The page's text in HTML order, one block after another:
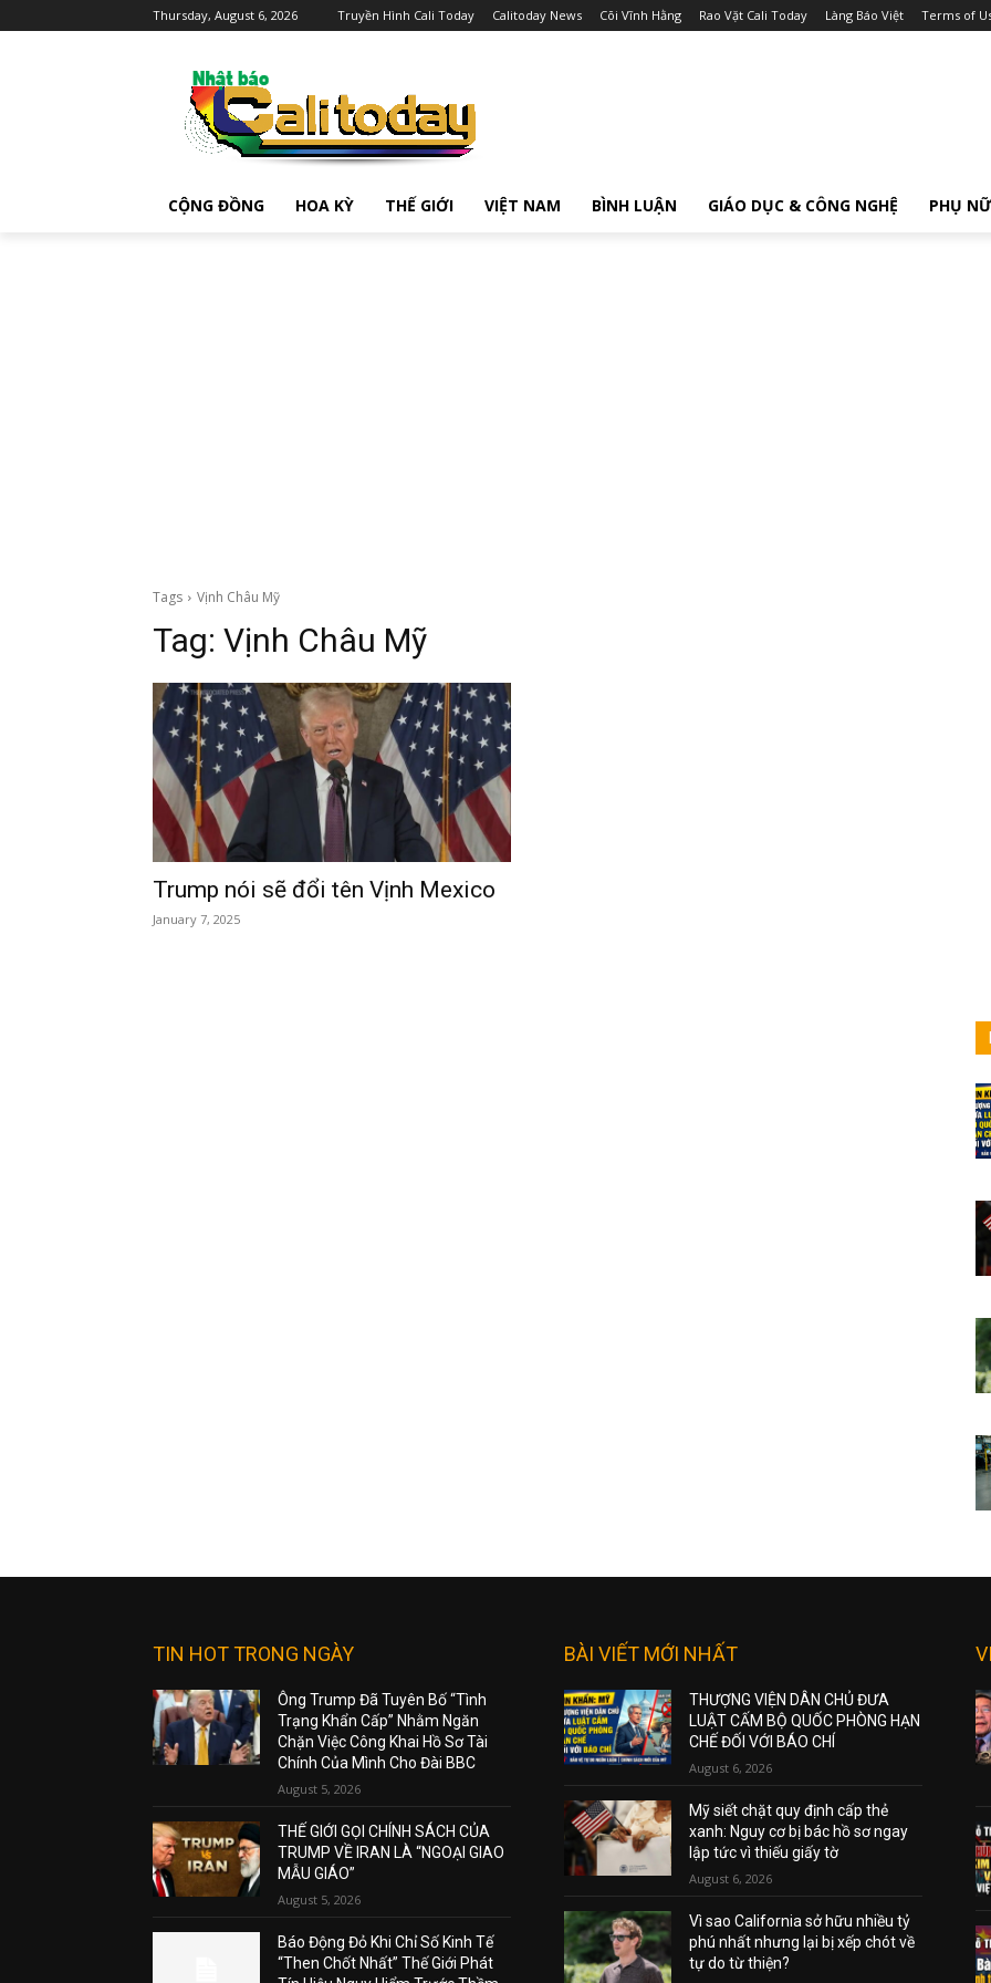
Thursday, August 6, 2026 Truyền Hình Cali Today Calitoday News Cõi Vĩnh Hằng Rao Vặt Cali Today Làng Báo Việt Terms of
CỘNG ĐỒNG HOA KỲ THẾ GIỚI VIỆT NAM BÌNH LUẬN GIÁO DỤC & CÔNG NGHỆ PHỤ NỮ
Tags Vịnh Châu Mỹ
Tag: Vịnh Châu Mỹ
Trump nói sẽ đổi tên Vịnh Mexico
January 7, 2025
TIN HOT TRONG NGÀY
Ông Trump Đã Tuyên Bố “Tình
Trạng Khẩn Cấp” Nhằm Ngăn
Chặn Việc Công Khai Hồ Sơ Tài
Chính Của Mình Cho Đài BBC
August 5, 2026
THẾ GIỚI GỌI CHÍNH SÁCH CỦA
TRUMP VỀ IRAN LÀ “NGOẠI GIAO
MẪU GIÁO”
August 5, 2026
Báo Động Đỏ Khi Chỉ Số Kinh Tế
“Then Chốt Nhất” Thế Giới Phát
BÀI VIẾT MỚI NHẤT
THƯỢNG VIỆN DÂN CHỦ ĐƯA
LUẬT CẤM BỘ QUỐC PHÒNG HẠN
CHẾ ĐỐI VỚI BÁO CHÍ
August 6, 2026
Mỹ siết chặt quy định cấp thẻ
xanh: Nguy cơ bị bác hồ sơ ngay
lập tức vì thiếu giấy tờ
August 6, 2026
Vì sao California sở hữu nhiều tỷ
phú nhất nhưng lại bị xếp chót về
tự do từ thiện?